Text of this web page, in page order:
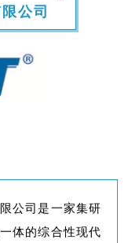
公司
公司是一家集研
体的综合性现代